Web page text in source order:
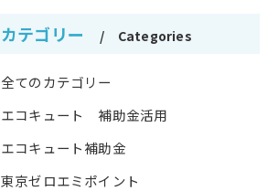
カテゴリー Categories
全てのカテゴリー
エコキュート 補助金活用
エコキュート補助金
東京ゼロエミポイント